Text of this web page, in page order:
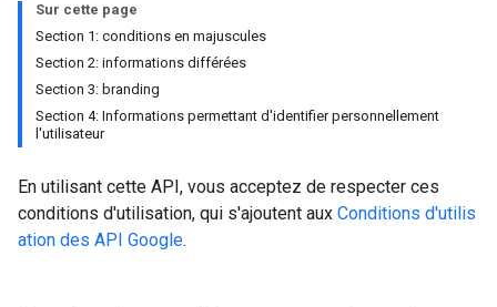
Sur cette page
Section 1: conditions en majuscules
Section 2: informations différées
Section 3: branding
Section 4: Informations permettant d'identifier personnellement
l'utilisateur
En utilisant cette API, vous acceptez de respecter ces
conditions d'utilisation, qui s'ajoutent aux Conditions d'utilis
ation des API Google.